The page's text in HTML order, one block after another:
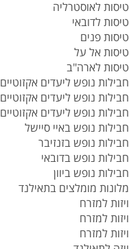
טיסות לאוסטרליה
טיסות לדובאי
טיסות פנים
טיסות אל על
טיסות לארה"ב
חבילות נופש ליעדים אקזוטיים
חבילות נופש ליעדים אקזוטיים
חבילות נופש ליעדים אקזוטיים
חבילות נופש באיי סיישל
חבילות נופש בזנזיבר
חבילות נופש בדובאי
חבילות נופש ביוון
מלונות מומלצים בתאילנד
ויזות למזרח
ויזות למזרח
ויזות למזרח